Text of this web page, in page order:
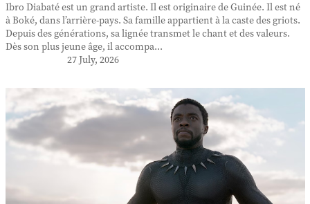
Ibro Diabaté est un grand artiste. Il est originaire de Guinée. Il est né
à Boké, dans l’arrière-pays. Sa famille appartient à la caste des griots.
Depuis des générations, sa lignée transmet le chant et des valeurs.
Dès son plus jeune âge, il accompa...
27 July, 2026